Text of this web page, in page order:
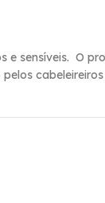
e sensíveis. O